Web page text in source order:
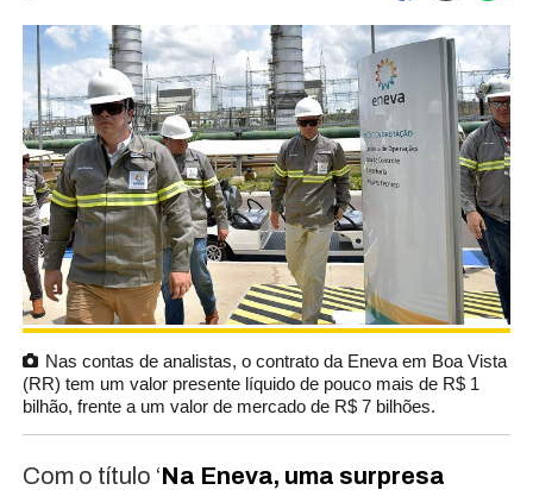
Nas contas de analistas, o contrato da Eneva em Boa Vista
(RR) tem um valor presente líquido de pouco mais de R$ 1
bilhão, frente a um valor de mercado de R$ 7 bilhões.
Com o título ‘Na Eneva, uma surpresa